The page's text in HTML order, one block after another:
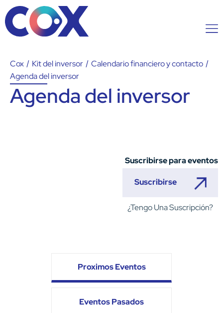
Cox / Kit del inversor / Calendario financiero y contacto /
Agenda del inversor
Agenda del inversor